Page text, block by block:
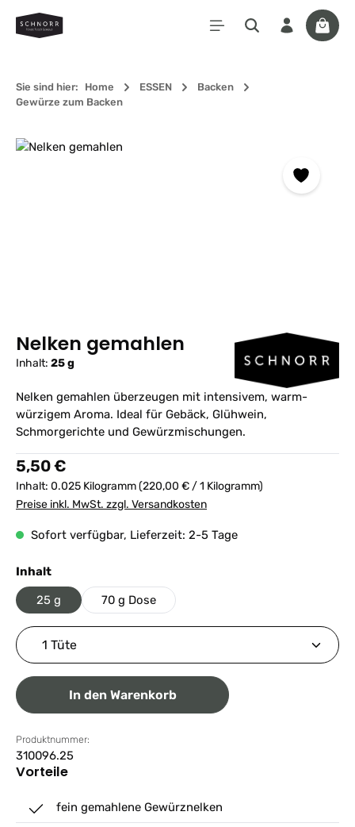
Zum Hauptinhalt springen
Sie sind hier: Home ESSEN
Backen
Gewürze zum Backen
Bildergalerie überspringen
Nelken gemahlen
Inhalt: 25 g
Nelken gemahlen überzeugen mit intensivem, warm-
würzigem Aroma. Ideal für Gebäck, Glühwein,
Schmorgerichte und Gewürzmischungen.
Regulärer Preis:
5,50 €
Inhalt: 0.025 Kilogramm(220,00 € / 1 Kilogramm)
Preise inkl. MwSt. zzgl. Versandkosten
Sofort verfügbar, Lieferzeit: 2-5 Tage
Inhaltauswählen
25 g 70 g Dose
Produkt Anzahl: Gib den gewünschten Wert ein
In den Warenkorb
Produktnummer:
310096.25
Vorteile
fein gemahlene Gewürznelken